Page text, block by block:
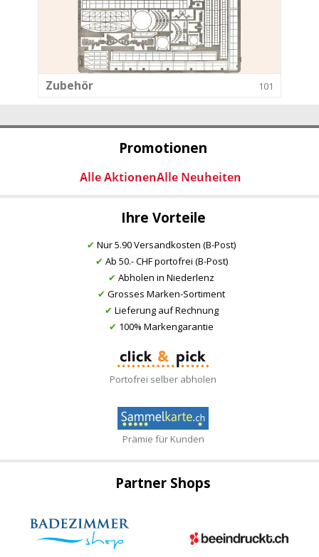
Promotionen
Ihre Vorteile
✔ Nur 5.90 Versandkosten (B-Post)
✔ Ab 50.- CHF portofrei (B-Post)
✔ Abholen in Niederlenz
✔ Grosses Marken-Sortiment
✔ Lieferung auf Rechnung
✔ 100% Markengarantie
Portofrei selber abholen
Prämie für Kunden
Zubehör 101
Partner Shops